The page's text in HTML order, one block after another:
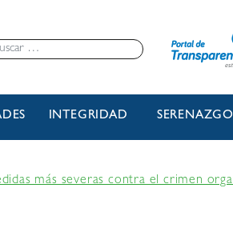
INTEGRIDAD SERENAZGO
más severas contra el crimen